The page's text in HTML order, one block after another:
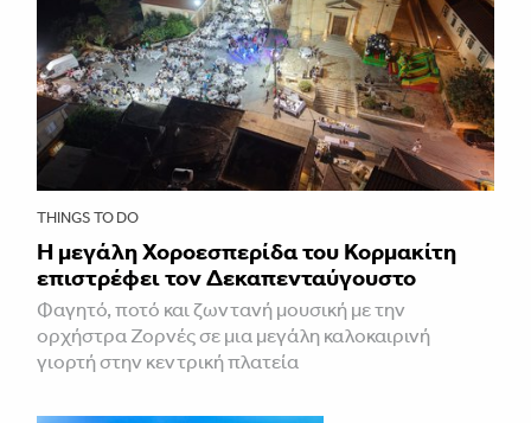
THINGS TO DO
Η μεγάλη Χοροεσπερίδα του Κορμακίτη
επιστρέφει τον Δεκαπενταύγουστο
Φαγητό, ποτό και ζωντανή μουσική με την
ορχήστρα Ζορνές σε μια μεγάλη καλοκαιρινή
γιορτή στην κεντρική πλατεία